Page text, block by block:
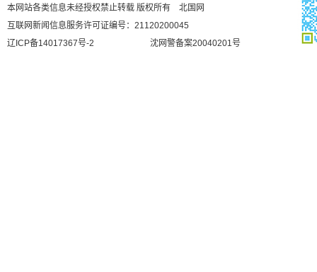
本网站各类信息未经授权禁止转载 版权所有 北国网
互联网新闻信息服务许可证编号：21120200045
辽ICP备14017367号-2
沈网警备案20040201号